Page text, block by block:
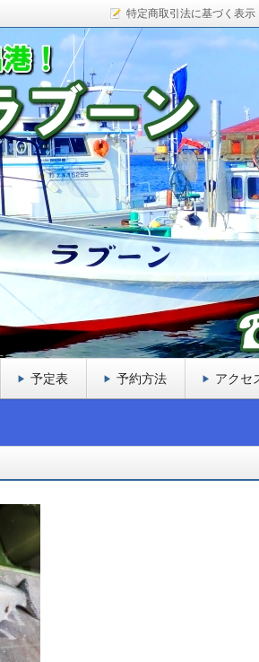
特定商取引法に基づく表示
ン
クフィッシュ、カレイ、ヒラメ、サケな
を目指しております。
予定表 予約方法 アクセ